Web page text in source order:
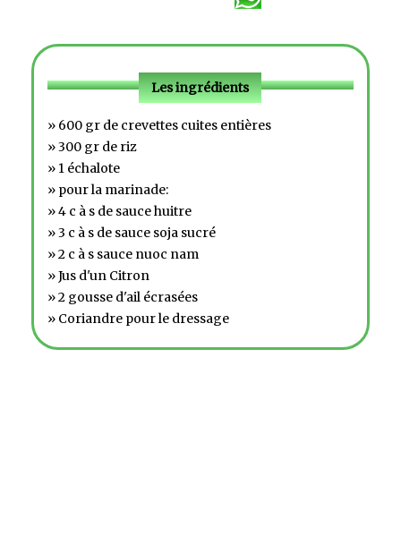
Les ingrédients
» 600 gr de crevettes cuites entières
» 300 gr de riz
» 1 échalote
» pour la marinade:
» 4 c à s de sauce huitre
» 3 c à s de sauce soja sucré
» 2 c à s sauce nuoc nam
» Jus d'un Citron
» 2 gousse d'ail écrasées
» Coriandre pour le dressage